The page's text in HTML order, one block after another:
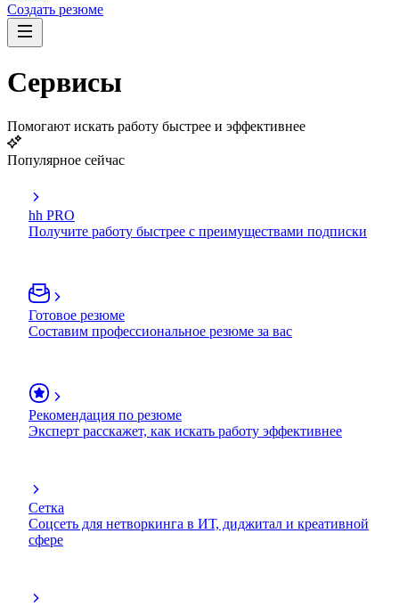
Создать резюме
Сервисы
Помогают искать работу быстрее и эффективнее
Популярное сейчас
hh PRO
Получите работу быстрее с преимуществами подписки
Готовое резюме
Составим профессиональное резюме за вас
Рекомендация по резюме
Эксперт расскажет, как искать работу эффективнее
Сетка
Соцсеть для нетворкинга в ИТ, диджитал и креативной
сфере